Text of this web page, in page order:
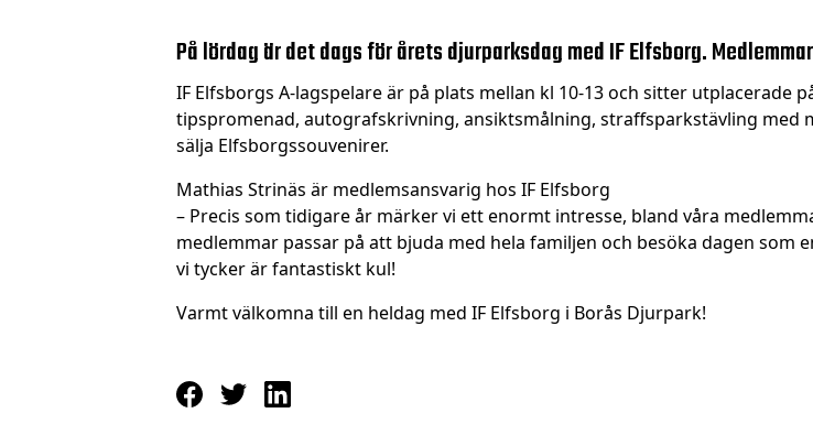
På lördag är det dags för årets djurparksdag med IF Elfsborg.
IF Elfsborgs A-lagspelare är på plats mellan kl 10-13 och sitter utplacerade
tipspromenad, autografskrivning, ansiktsmålning, straffsparkstävling med
sälja Elfsborgssouvenirer.
Mathias Strinäs är medlemsansvarig hos IF Elfsborg
– Precis som tidigare år märker vi ett enormt intresse, bland våra
medlemmar passar på att bjuda med hela familjen och besöka dagen som
vi tycker är fantastiskt kul!
Varmt välkomna till en heldag med IF Elfsborg i Borås Djurpark!